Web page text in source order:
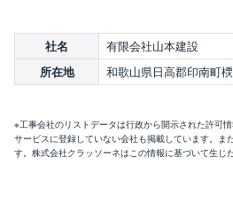
社名 有限会社山本建設
所在地 和歌山県日高郡印南町
※工事会社のリストデータは行政から開示された許可
サービスに登録していない会社も掲載しています。ま
す。株式会社クラッソーネはこの情報に基づいて生じ